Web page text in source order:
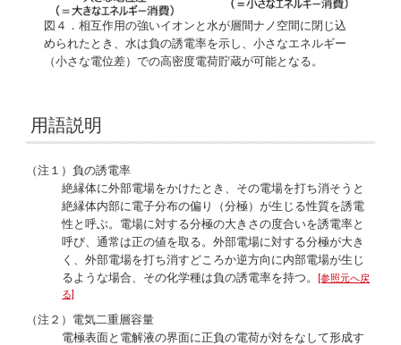
図４．相互作用の強いイオンと水が層間ナノ空間に閉じ込
められたとき、水は負の誘電率を示し、小さなエネルギー
（小さな電位差）での高密度電荷貯蔵が可能となる。
用語説明
（注１）負の誘電率
絶縁体に外部電場をかけたとき、その電場を打ち消そうと
絶縁体内部に電子分布の偏り（分極）が生じる性質を誘電
性と呼ぶ。電場に対する分極の大きさの度合いを誘電率と
呼び、通常は正の値を取る。外部電場に対する分極が大き
く、外部電場を打ち消すどころか逆方向に内部電場が生じ
るような場合、その化学種は負の誘電率を持つ。
[参照元へ戻
る]
（注２）電気二重層容量
電極表面と電解液の界面に正負の電荷が対をなして形成す